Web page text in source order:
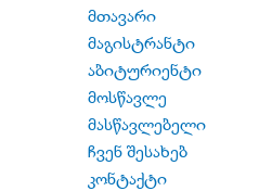
მთავარი
მაგისტრანტი
აბიტურიენტი
მოსწავლე
მასწავლებელი
ჩვენ შესახებ
კონტაქტი